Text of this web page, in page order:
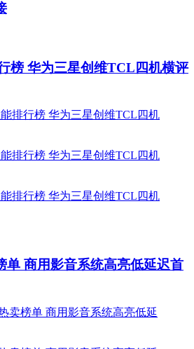
榜 华为三星创维TCL四机横评
单 商用影音系统高亮低延迟首